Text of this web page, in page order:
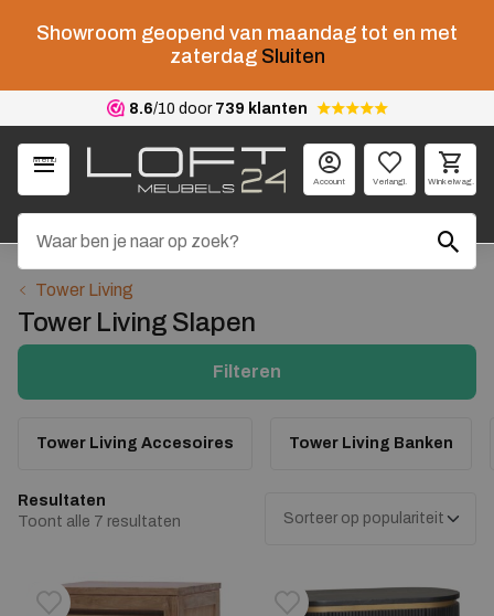
Showroom geopend van maandag tot en met
zaterdag Sluiten
8.6/10 door 739 klanten
Menu
Account Verlangl. Winkelwag.
Tower Living
Tower Living Slapen
Filteren
Tower Living Accesoires Tower Living Banken
Resultaten
Toont alle 7 resultaten Gesorteerd op populariteit
Toevoegen aan verlanglijstje
Verwijderen van verlanglijst Toevoegen aan
Verwijderen van verlanglijst